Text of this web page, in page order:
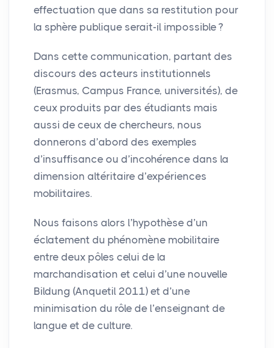
effectuation que dans sa restitution pour
la sphère publique serait-il impossible?
Dans cette communication, partant des
discours des acteurs institutionnels
(Erasmus, Campus France, universités), de
ceux produits par des étudiants mais
aussi de ceux de chercheurs, nous
donnerons d’abord des exemples
d’insuffisance ou d’incohérence dans la
dimension altéritaire d’expériences
mobilitaires.
Nous faisons alors l’hypothèse d’un
éclatement du phénomène mobilitaire
entre deux pôles celui de la
marchandisation et celui d’une nouvelle
Bildung (Anquetil 2011) et d’une
minimisation du rôle de l’enseignant de
langue et de culture.